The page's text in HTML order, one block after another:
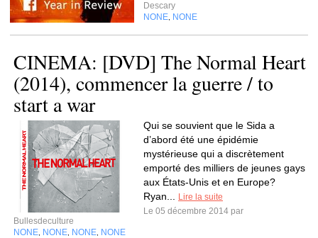
Descary
NONE NONE
CINEMA: [DVD] The Normal Heart
(2014), commencer la guerre / to
start a war
Qui se souvient que le Sida a
d’abord été une épidémie
mystérieuse qui a discrètement
emporté des milliers de jeunes gays
aux États-Unis et en Europe?
Ryan...
Lire la suite
Le 05 décembre 2014 par
Bullesdeculture
NONE NONE NONE NONE